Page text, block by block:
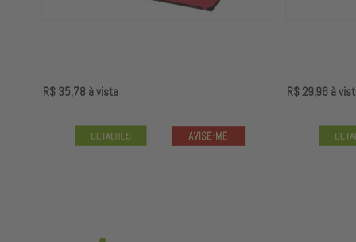
R$ 35,78 à vista R$ 29,96à